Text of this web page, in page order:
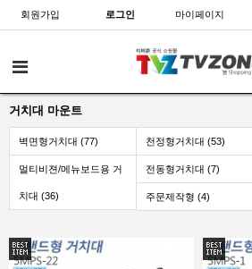
회원가입 로그인 마이페이지
거치대 마운트
벽면형거치대 (77) 천정형거치대 (53)
멀티비젼/메뉴보드용 거
치대 (36)
전동형거치대 (7)
주문제작형 (4)